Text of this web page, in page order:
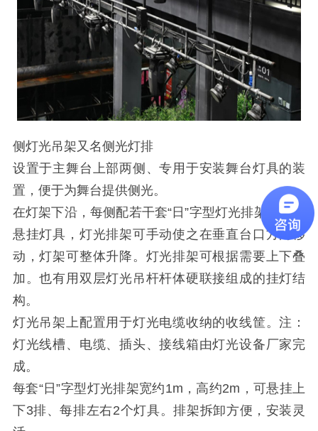
侧灯光吊架又名侧光灯排
设置于主舞台上部两侧、专用于安装舞台灯具的装
置，便于为舞台提供侧光。
在灯架下沿，每侧配若干套“日”字型灯光排架，用于
悬挂灯具，灯光排架可手动使之在垂直台口方向移
动，灯架可整体升降。灯光排架可根据需要上下叠
加。也有用双层灯光吊杆杆体硬联接组成的挂灯结
构。
灯光吊架上配置用于灯光电缆收纳的收线筐。注：
灯光线槽、电缆、插头、接线箱由灯光设备厂家完
成。
每套“日”字型灯光排架宽约1m，高约2m，可悬挂上
下3排、每排左右2个灯具。排架拆卸方便，安装灵